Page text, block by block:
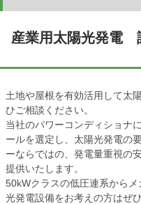
産業用太陽光発電
土地や屋根を有効活用して太
ひご相談ください。
当社のパワーコンディショナ
ールを選定し、太陽光発電の
ーならではの、発電量重視の
提供いたします。
50kWクラスの低圧連系から
光発電設備をお考えの方はぜ